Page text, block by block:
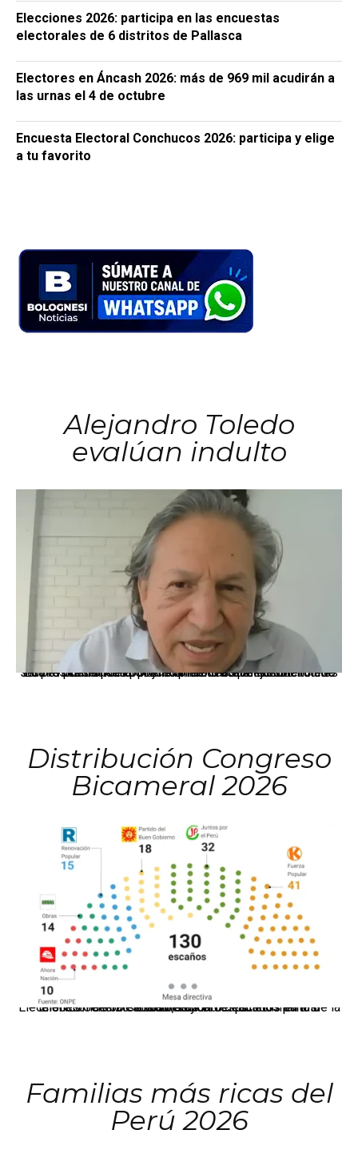
Elecciones 2026: participa en las encuestas
electorales de 6 distritos de Pallasca
Electores en Áncash 2026: más de 969 mil acudirán a
las urnas el 4 de octubre
Encuesta Electoral Conchucos 2026: participa y elige
a tu favorito
Alejandro Toledo
evalúan indulto
La presidenta Keiko Fujimori informó que la solicitud de indulto presentada por el expresidente Alejandro Toledo será evaluada por la Comisión de Gracias Presidenciales conforme al procedimiento establecido.
Distribución Congreso
Bicameral 2026
El JNE oficializó la distribución de escaños para la elección de 60 senadores y 130 diputados en las Elecciones Generales 2026, tras el restablecimiento de la Bicameralidad.
Familias más ricas del
Perú 2026